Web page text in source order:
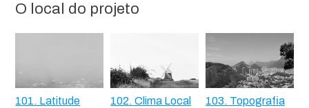
O local do projeto
101. Latitude 102. Clima Local 103. Topografia